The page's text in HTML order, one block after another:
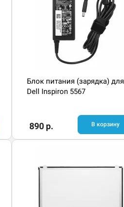
Блок питания (зарядка) для
Dell Inspiron 5567
890 р. В корзину